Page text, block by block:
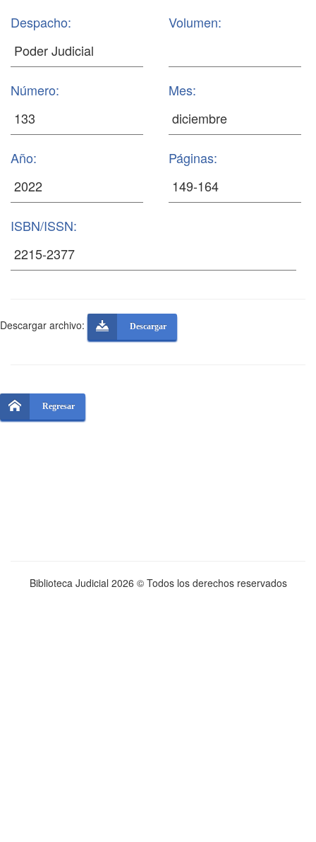
Despacho: Volumen:
Número: Mes:
Año: Páginas:
ISBN/ISSN:
Descargar archivo: Descargar
Regresar
Biblioteca Judicial 2026 © Todos los derechos reservados